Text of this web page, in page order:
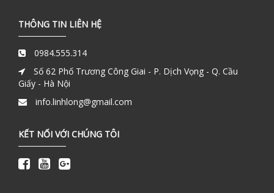
THÔNG TIN LIÊN HỆ
0984.555.314
Số 62 Phố Trương Công Giai - P. Dịch Vọng - Q. Cầu
Giấy - Hà Nội
info.linhlong@gmail.com
KẾT NỐI VỚI CHÚNG TÔI